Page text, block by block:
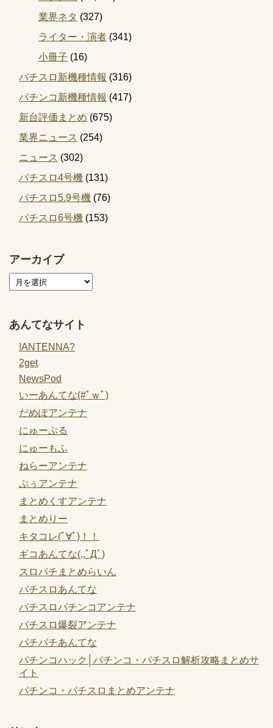
業界ネタ (327)
ライター・演者 (341)
小冊子 (16)
パチスロ新機種情報 (316)
パチンコ新機種情報 (417)
新台評価まとめ (675)
業界ニュース (254)
ニュース (302)
パチスロ4号機 (131)
パチスロ5.9号機 (76)
パチスロ6号機 (153)
アーカイブ
あんてなサイト
!ANTENNA?
2get
NewsPod
いーあんてな(#ﾟｗﾟ)
だめぽアンテナ
にゅーぷる
にゅーもふ
ねらーアンテナ
ぷぅアンテナ
まとめくすアンテナ
まとめりー
キタコレ(ﾟ∀ﾟ)！！
ギコあんてな(,,ﾟДﾟ)
スロパチまとめらいん
パチスロあんてな
パチスロパチンコアンテナ
パチスロ爆裂アンテナ
パチパチあんてな
パチンコハック│パチンコ・パチスロ解析攻略まとめサ
イト
パチンコ・パチスロまとめアンテナ